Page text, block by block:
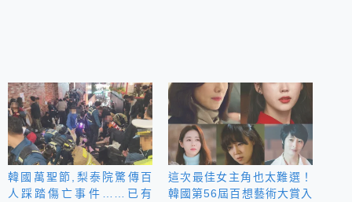
韓國萬聖節,梨泰院驚傳百
人踩踏傷亡事件……已有
這次最佳女主角也太難選！
韓國第56屆百想藝術大賞入